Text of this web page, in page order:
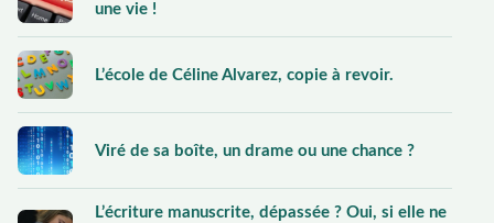
une vie !
L’école de Céline Alvarez, copie à revoir.
Viré de sa boîte, un drame ou une chance ?
L’écriture manuscrite, dépassée ? Oui, si elle ne